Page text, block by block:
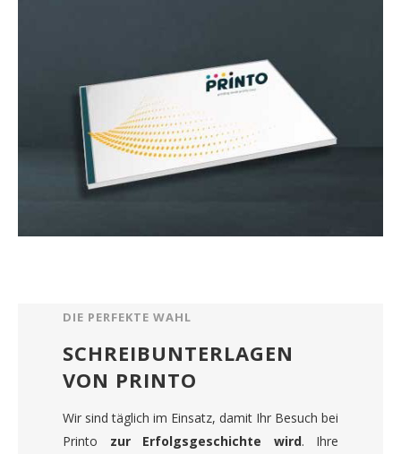
DIE PERFEKTE WAHL
SCHREIBUNTERLAGEN
VON PRINTO
Wir sind täglich im Einsatz, damit Ihr Besuch bei
Printo zur Erfolgsgeschichte wird. Ihre